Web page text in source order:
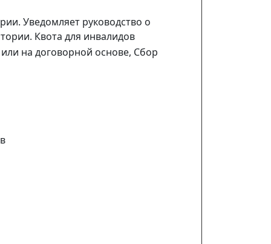
Уведомляет руководство о
Квота для инвалидов
на договорной основе, Сбор